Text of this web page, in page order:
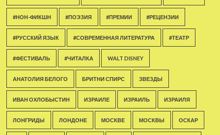
#НОН-ФИКШН #ПОЭЗИЯ #ПРЕМИИ #РЕЦЕНЗИИ
#РУССКИЙ ЯЗЫК #СОВРЕМЕННАЯ ЛИТЕРАТУРА #ТЕАТР
#ФЕСТИВАЛЬ #ЧИТАЛКА WALT DISNEY
АНАТОЛИЯ БЕЛОГО БРИТНИ СПИРС ЗВЕЗДЫ
ИВАН ОХЛОБЫСТИН ИЗРАИЛЕ ИЗРАИЛЬ ИЗРАИЛЯ
ЛОНГРИДЫ ЛОНДОНЕ МОСКВЕ МОСКВЫ ОСКАР